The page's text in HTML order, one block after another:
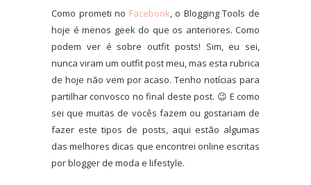
Como prometi no Facebook, o Blogging Tools de
hoje é menos geek do que os anteriores. Como
podem ver é sobre outfit posts! Sim, eu sei,
nunca viram um outfit post meu, mas esta rubrica
de hoje não vem por acaso. Tenho notícias para
partilhar convosco no final deste post. 😉 E como
sei que muitas de vocês fazem ou gostariam de
fazer este tipos de posts, aqui estão algumas
das melhores dicas que encontrei online escritas
por blogger de moda e lifestyle.